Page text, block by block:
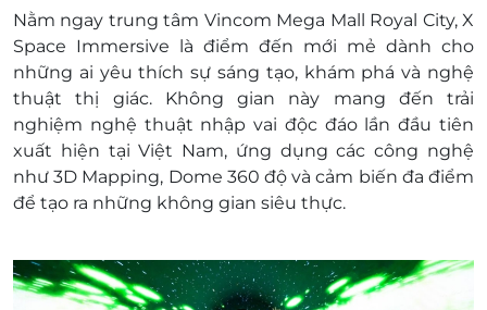
Nằm ngay trung tâm Vincom Mega Mall Royal City, X
Space Immersive là điểm đến mới mẻ dành cho
những ai yêu thích sự sáng tạo, khám phá và nghệ
thuật thị giác. Không gian này mang đến trải
nghiệm nghệ thuật nhập vai độc đáo lần đầu tiên
xuất hiện tại Việt Nam, ứng dụng các công nghệ
như 3D Mapping, Dome 360 độ và cảm biến đa điểm
để tạo ra những không gian siêu thực.